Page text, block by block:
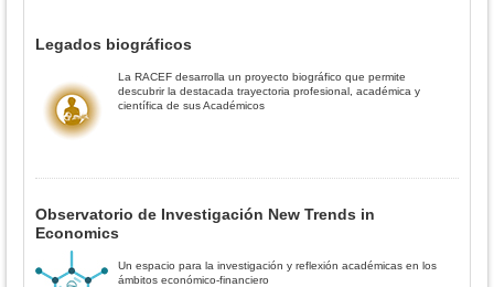
Legados biográficos
La RACEF desarrolla un proyecto biográfico que permite
descubrir la destacada trayectoria profesional, académica y
científica de sus Académicos
Observatorio de Investigación New Trends in
Economics
Un espacio para la investigación y reflexión académicas en los
ámbitos económico-financiero